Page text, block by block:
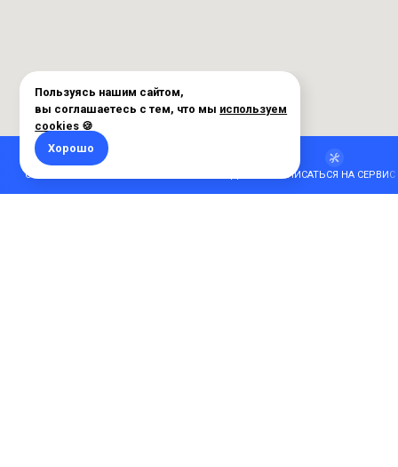
ОБМЕНЯТЬ АВТО ЗАПИСАТЬСЯ НА СЕРВИС